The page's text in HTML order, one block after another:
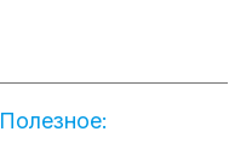
Полезное: